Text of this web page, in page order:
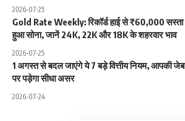
2026-07-25
Gold Rate Weekly: रिकॉर्ड हाई से ₹60,000 सस्ता
हुआ सोना, जानें 24K, 22K और 18K के शहरवार भाव
2026-07-25
1 अगस्त से बदल जाएंगे ये 7 बड़े वित्तीय नियम, आपकी जेब
पर पड़ेगा सीधा असर
2026-07-24